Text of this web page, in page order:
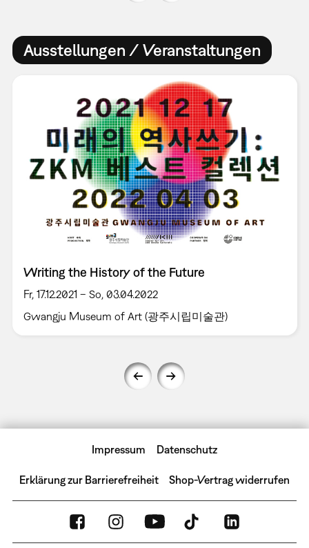
Ausstellungen / Veranstaltungen
Writing the History of the Future
Fr, 17.12.2021 – So, 03.04.2022
Gwangju Museum of Art (광주시립미술관)
Impressum Datenschutz
Erklärung zur Barrierefreiheit Shop-Vertrag widerrufen